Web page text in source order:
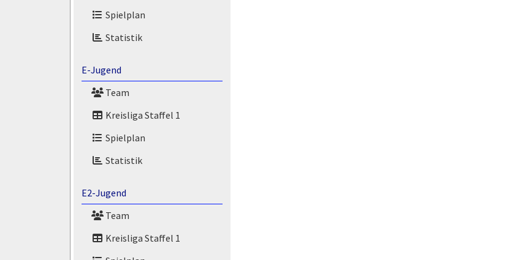
Spielplan
Statistik
E-Jugend
Team
Kreisliga Staffel 1
Spielplan
Statistik
E2-Jugend
Team
Kreisliga Staffel 1